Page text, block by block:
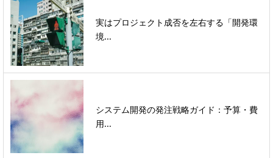
実はプロジェクト成否を左右する「開発環
境...
システム開発の発注戦略ガイド：予算・費
用...